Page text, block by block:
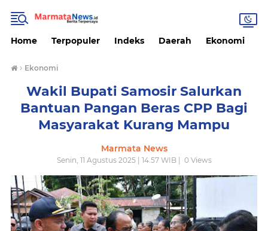
Home Terpopuler Indeks Daerah Ekonomi
› Ekonomi
Wakil Bupati Samosir Salurkan
Bantuan Pangan Beras CPP Bagi
Masyarakat Kurang Mampu
Marmata News
Senin, 11 Agustus 2025 | 14.57 WIB | 0Views